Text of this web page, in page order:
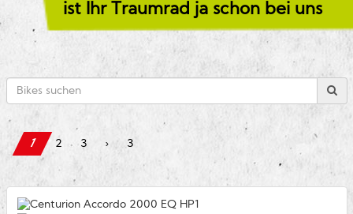
ist Ihr Traumrad ja schon bei uns
1 2 3 › 3